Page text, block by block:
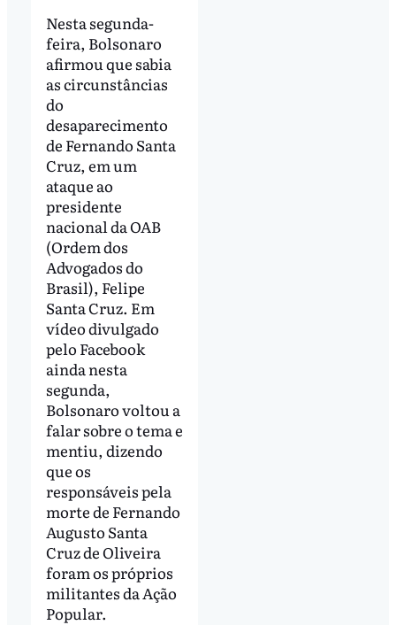
Nesta segunda-
feira, Bolsonaro
afirmou que sabia
as circunstâncias
do
desaparecimento
de Fernando Santa
Cruz, em um
ataque ao
presidente
nacional da OAB
(Ordem dos
Advogados do
Brasil), Felipe
Santa Cruz. Em
vídeo divulgado
pelo Facebook
ainda nesta
segunda,
Bolsonaro voltou a
falar sobre o tema e
mentiu, dizendo
que os
responsáveis pela
morte de Fernando
Augusto Santa
Cruz de Oliveira
foram os próprios
militantes da Ação
Popular.